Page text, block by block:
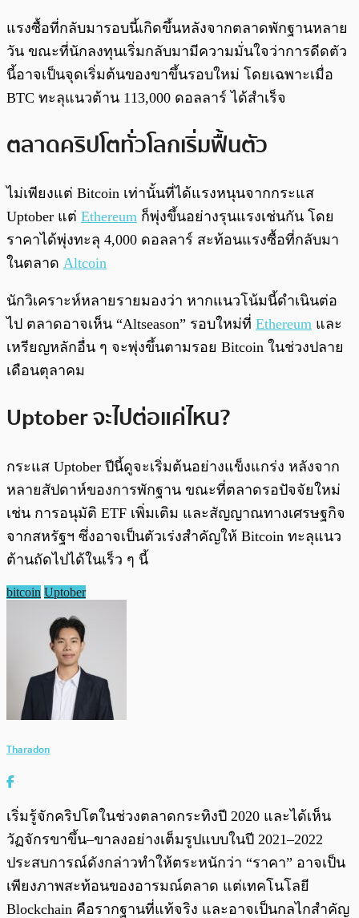
แรงซื้อที่กลับมารอบนี้เกิดขึ้นหลังจากตลาดพักฐานหลาย
วัน ขณะที่นักลงทุนเริ่มกลับมามีความมั่นใจว่าการดีดตัว
นี้อาจเป็นจุดเริ่มต้นของขาขึ้นรอบใหม่ โดยเฉพาะเมื่อ
BTC ทะลุแนวต้าน 113,000 ดอลลาร์ ได้สำเร็จ
ตลาดคริปโตทั่วโลกเริ่มฟื้นตัว
ไม่เพียงแต่ Bitcoin เท่านั้นที่ได้แรงหนุนจากกระแส
Uptober แต่ Ethereum ก็พุ่งขึ้นอย่างรุนแรงเช่นกัน โดย
ราคาได้พุ่งทะลุ 4,000 ดอลลาร์ สะท้อนแรงซื้อที่กลับมา
ในตลาด Altcoin
นักวิเคราะห์หลายรายมองว่า หากแนวโน้มนี้ดำเนินต่อ
ไป ตลาดอาจเห็น “Altseason” รอบใหม่ที่ Ethereum และ
เหรียญหลักอื่น ๆ จะพุ่งขึ้นตามรอย Bitcoin ในช่วงปลาย
เดือนตุลาคม
Uptober จะไปต่อแค่ไหน?
กระแส Uptober ปีนี้ดูจะเริ่มต้นอย่างแข็งแกร่ง หลังจาก
หลายสัปดาห์ของการพักฐาน ขณะที่ตลาดรอปัจจัยใหม่
เช่น การอนุมัติ ETF เพิ่มเติม และสัญญาณทางเศรษฐกิจ
จากสหรัฐฯ ซึ่งอาจเป็นตัวเร่งสำคัญให้ Bitcoin ทะลุแนว
ต้านถัดไปได้ในเร็ว ๆ นี้
bitcoin Uptober
Tharadon
เริ่มรู้จักคริปโตในช่วงตลาดกระทิงปี 2020 และได้เห็น
วัฏจักรขาขึ้น–ขาลงอย่างเต็มรูปแบบในปี 2021–2022
ประสบการณ์ดังกล่าวทำให้ตระหนักว่า “ราคา” อาจเป็น
เพียงภาพสะท้อนของอารมณ์ตลาด แต่เทคโนโลยี
Blockchain คือรากฐานที่แท้จริง และอาจเป็นกลไกสำคัญ